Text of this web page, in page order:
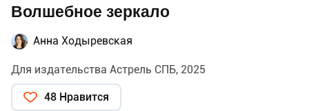
Волшебное зеркало
Анна Ходыревская
Для издательства Астрель СПБ, 2025
48 Нравится